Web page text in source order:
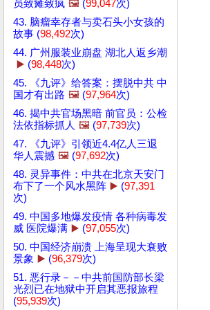
员致瘫致疯 🖼️ (99,047次)
43. 脑瘤幸存者与卖石头小女孩的
故事 (98,492次)
44. 广州服装业崩盘 湖北人返乡潮
▶️ (98,448次)
45. 《九评》给答案：摆脱中共 中
国才有出路 🖼️ (97,964次)
46. 揭中共官场黑暗 前官员：公检
法依指标抓人 🖼️ (97,739次)
47. 《九评》引领近4.4亿人三退
华人震撼 🖼️ (97,692次)
48. 灵异事件：中共在北京天安门
布下了一个风水黑阵 ▶️ (97,391
次)
49. 中国多地爆发疫情 各种病毒发
威 医院爆满 ▶️ (97,055次)
50. 中国经济崩溃 上海呈现大衰败
景象 ▶️ (96,379次)
51. 恶行录－－中共前国防部长梁
光烈已在地狱中开启其恶报旅程
(95,939次)